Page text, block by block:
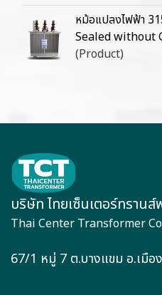
หม้อแปลงไฟฟ้า
Sealed without
(Product)
บริษัท ไทยเซ็นเตอร์ทราน
Thai Center Transformer
67/1 หมู่ 7 ต.บางแขม อ.เมือ